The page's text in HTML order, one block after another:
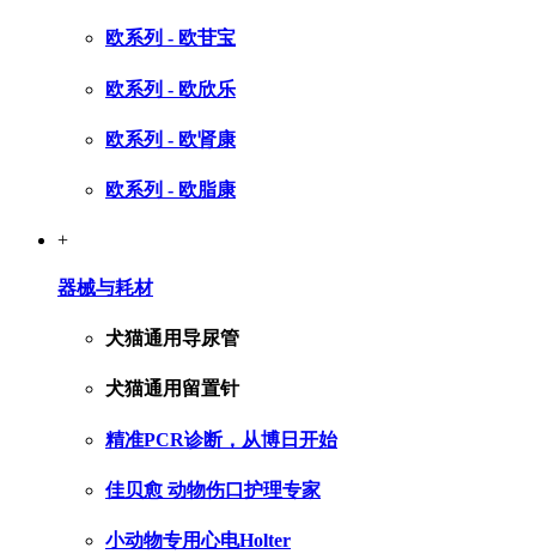
欧系列 - 欧苷宝
欧系列 - 欧欣乐
欧系列 - 欧肾康
欧系列 - 欧脂康
+
器械与耗材
犬猫通用导尿管
犬猫通用留置针
精准PCR诊断，从博日开始
佳贝愈 动物伤口护理专家
小动物专用心电Holter